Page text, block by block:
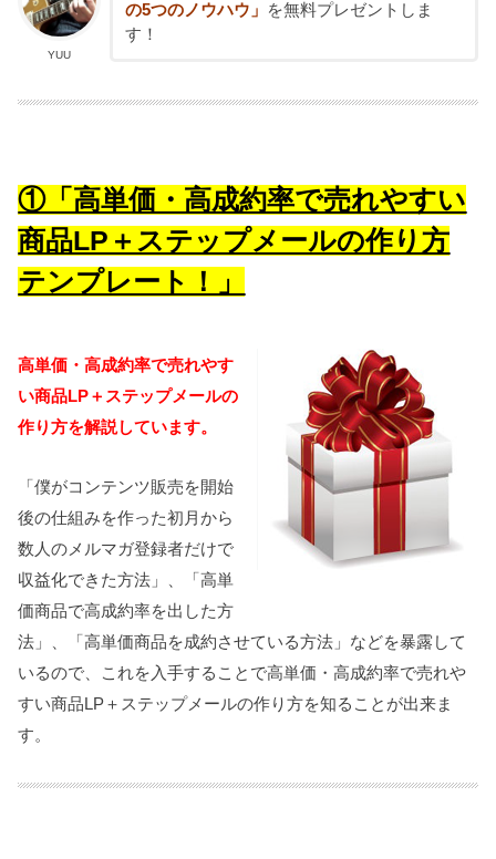
YUU
の5つのノウハウ」
を無料プレゼントしま
す！
①「高単価・高成約率で売れやすい
商品LP＋ステップメールの作り方
テンプレート！」
高単価・高成約率で売れやす
い商品LP＋ステップメールの
作り方を解説しています。
「僕がコンテンツ販売を開始
後の仕組みを作った初月から
数人のメルマガ登録者だけで
収益化できた方法」、「高単
価商品で高成約率を出した方
法」、「高単価商品を成約させている方法」などを暴露して
いるので、これを入手することで高単価・高成約率で売れや
すい商品LP＋ステップメールの作り方を知ることが出来ま
す。